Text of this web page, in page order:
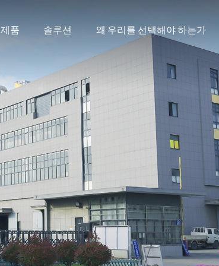
제품
고강도 나사봉 시리즈
프로젝트 제품 시리즈
탄소 나사봉 시리즈
표면 처리 시리즈
너트 시리즈
볼트 시리즈
와셔 시리즈
솔루션
석유 및 가스 산업용 스터드 볼트 및 너트
건축용 나사봉
원자력 발전소 플랜지용 볼트 및 너트
플레이트 열교환기 나사봉
해양 PTFE 코팅 패스너
왜 우리를 선택해야 하는가